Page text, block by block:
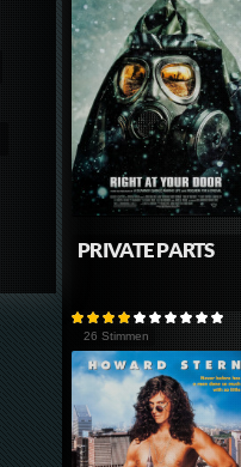
PRIVATE PARTS
26 Stimmen